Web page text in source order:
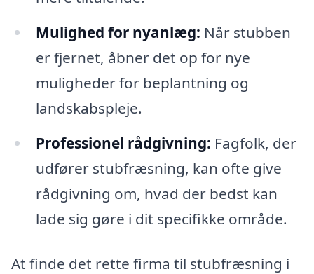
Mulighed for nyanlæg: Når stubben
er fjernet, åbner det op for nye
muligheder for beplantning og
landskabspleje.
Professionel rådgivning: Fagfolk, der
udfører stubfræsning, kan ofte give
rådgivning om, hvad der bedst kan
lade sig gøre i dit specifikke område.
At finde det rette firma til stubfræsning i